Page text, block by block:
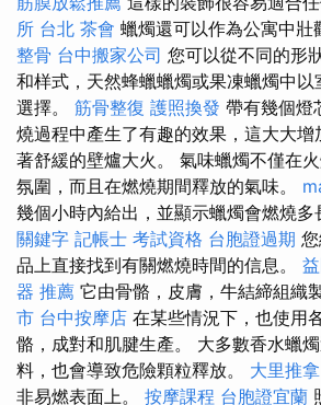
所 台北 茶會 蠟燭還可以作為公寓中壯
整骨 台中搬家公司 您可以從不同的形
和样式，天然蜂蠟蠟燭或果凍蠟燭中
選擇。 筋骨整復 護照換發 帶有幾個燈
燒過程中產生了有趣的效果，這大大增
著舒緩的壁爐大火。 氣味蠟燭不僅在
氛圍，而且在燃燒期間釋放的氣味。
幾個小時內給出，並顯示蠟燭會燃燒多
關鍵字 記帳士 考試資格 台胞證過期
品上直接找到有關燃燒時間的信息。
器 推薦 它由骨骼，皮膚，牛結締組織
市 台中按摩店 在某些情況下，也使用
骼，成對和肌腱生產。 大多數香水蠟
料，也會導致危險顆粒釋放。 大里推拿
非易燃表面上。 按摩課程 台胞證宜蘭